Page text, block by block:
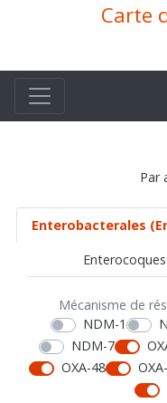
Carte
Par
Enterobacterales
Enterocoques
Mécanisme de
NDM-1
NDM-7
OXA-48